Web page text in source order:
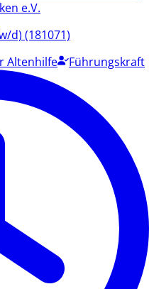
e.V.
d) (181071)
Altenhilfe Führungskraft